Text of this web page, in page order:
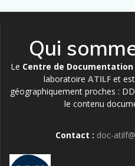
Qui
Le Centre de Documentation
laboratoire ATILF et
géographiquement proches :
le contenu
Contact : doc-